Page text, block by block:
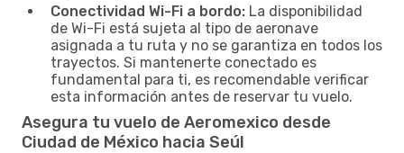
Conectividad Wi-Fi a bordo: La disponibilidad
de Wi-Fi está sujeta al tipo de aeronave
asignada a tu ruta y no se garantiza en todos los
trayectos. Si mantenerte conectado es
fundamental para ti, es recomendable verificar
esta información antes de reservar tu vuelo.
Asegura tu vuelo de Aeromexico desde
Ciudad de México hacia Seúl